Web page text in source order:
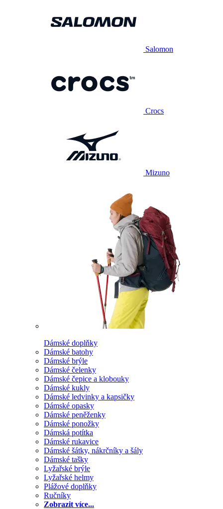
Salomon
Crocs
Mizuno
Dámské doplňky
Dámské batohy
Dámské brýle
Dámské čelenky
Dámské čepice a klobouky
Dámské kukly
Dámské ledvinky a kapsičky
Dámské opasky
Dámské peněženky
Dámské ponožky
Dámská potítka
Dámské rukavice
Dámské šátky, nákrčníky a šály
Dámské tašky
Lyžařské brýle
Lyžařské helmy
Plážové doplňky
Ručníky
Zobrazit více...